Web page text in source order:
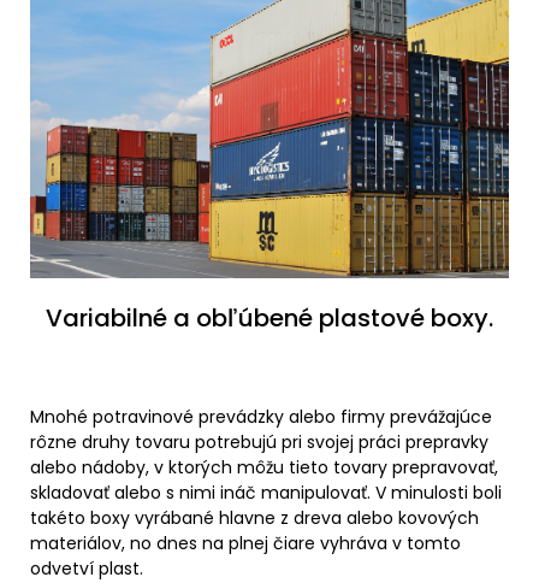
Variabilné a obľúbené plastové boxy.
Mnohé potravinové prevádzky alebo firmy prevážajúce
rôzne druhy tovaru potrebujú pri svojej práci prepravky
alebo nádoby, v ktorých môžu tieto tovary prepravovať,
skladovať alebo s nimi ináč manipulovať. V minulosti boli
takéto boxy vyrábané hlavne z dreva alebo kovových
materiálov, no dnes na plnej čiare vyhráva v tomto
odvetví plast.